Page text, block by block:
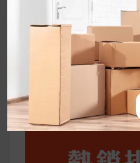
停用猛健樂後會反彈
維持全攻略
公主營養師：飲食改
你一定要知道的技巧